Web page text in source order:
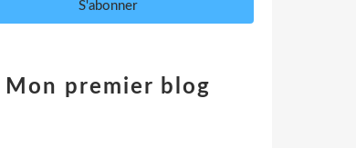
Mon premier blog